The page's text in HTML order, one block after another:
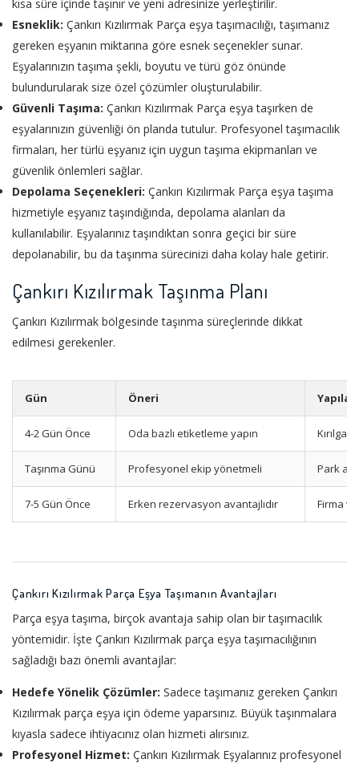
kısa süre içinde taşınır ve yeni adresinize yerleştirilir.
Esneklik: Çankırı Kızılırmak Parça eşya taşımacılığı, taşımanız
gereken eşyanın miktarına göre esnek seçenekler sunar.
Eşyalarınızın taşıma şekli, boyutu ve türü göz önünde
bulundurularak size özel çözümler oluşturulabilir.
Güvenli Taşıma: Çankırı Kızılırmak Parça eşya taşırken de
eşyalarınızın güvenliği ön planda tutulur. Profesyonel taşımacılık
firmaları, her türlü eşyanız için uygun taşıma ekipmanları ve
güvenlik önlemleri sağlar.
Depolama Seçenekleri: Çankırı Kızılırmak Parça eşya taşıma
hizmetiyle eşyanız taşındığında, depolama alanları da
kullanılabilir. Eşyalarınız taşındıktan sonra geçici bir süre
depolanabilir, bu da taşınma sürecinizi daha kolay hale getirir.
Çankırı Kızılırmak Taşınma Planı
Çankırı Kızılırmak bölgesinde taşınma süreçlerinde dikkat
edilmesi gerekenler.
Gün Öneri
4-2 Gün Önce Oda bazlı etiketleme yapın
Taşınma Günü Profesyonel ekip yönetmeli Park
7-5 Gün Önce Erken rezervasyon avantajlıdır Firma
Çankırı Kızılırmak Parça Eşya Taşımanın Avantajları
Parça eşya taşıma, birçok avantaja sahip olan bir taşımacılık
yöntemidir. İşte Çankırı Kızılırmak parça eşya taşımacılığının
sağladığı bazı önemli avantajlar:
Hedefe Yönelik Çözümler: Sadece taşımanız gereken Çankırı
Kızılırmak parça eşya için ödeme yaparsınız. Büyük taşınmalara
kıyasla sadece ihtiyacınız olan hizmeti alırsınız.
Profesyonel Hizmet: Çankırı Kızılırmak Eşyalarınız profesyonel